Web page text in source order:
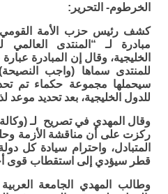
الخرطوم- التحرير:
كشف رئيس حزب الأمة القومي
مبادرة لـ “المنتدى العالمي
الخليجية، وقال إن المبادرة
للمنتدى سماها (واجب
سيحملها مجموعة حكماء تم
للدول الخليجية، بعد تحديد موعد
وقال المهدي في تصريح لـ (وكالة
ركزت على أن مناقشة الأزمة
المتبادل، واحترام سيادة كل
قطر سيؤدي إلى استقطاب قوى
وطالب المهدي الجامعة